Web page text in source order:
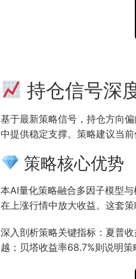
持仓信号深
基于最新策略信号，持仓方向
中提供稳定支撑。策略建议当
策略核心优势
本AI量化策略融合多因子模型
在上涨行情中放大收益。这套
深入剖析策略关键指标：夏普
越；贝塔收益率68.7%则说明